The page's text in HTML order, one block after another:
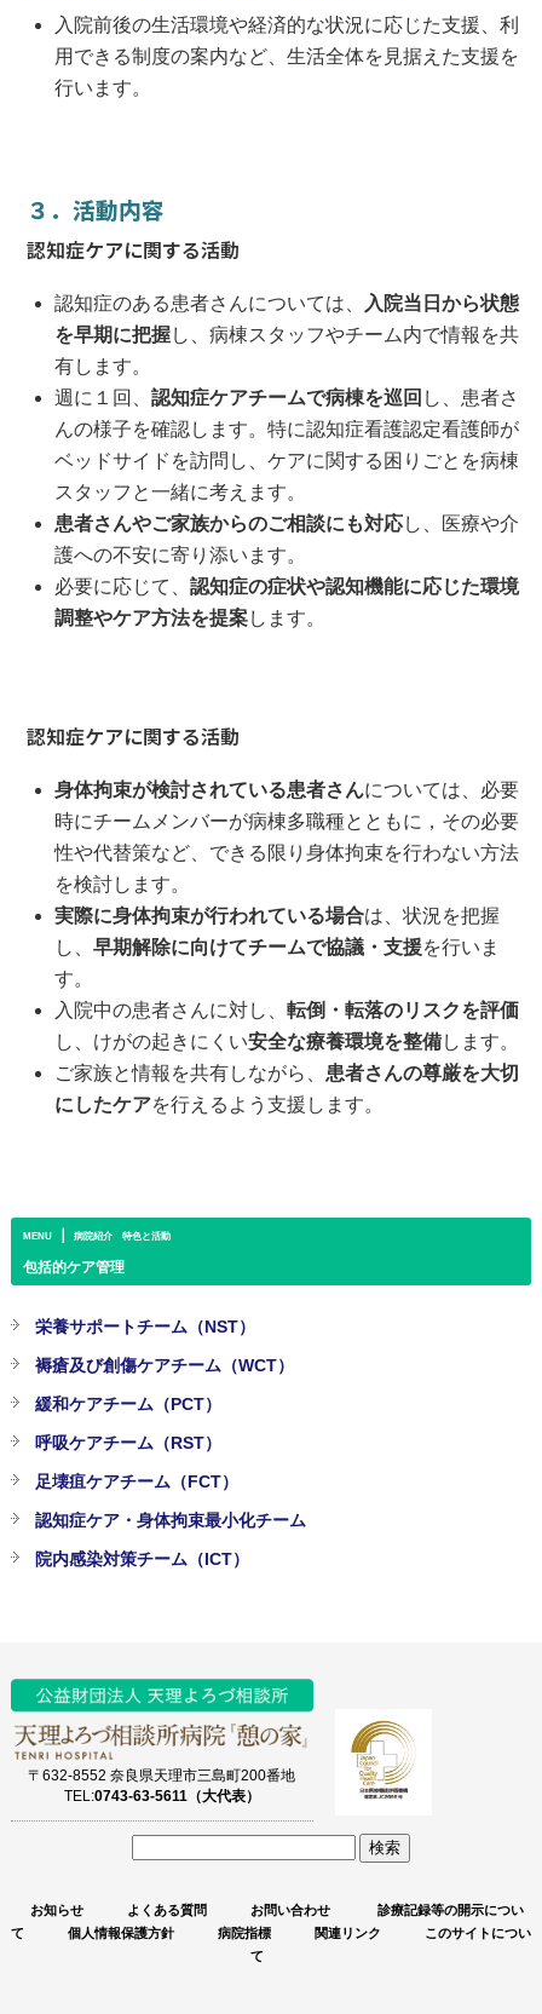
入院前後の生活環境や経済的な状況に応じた支援、利
用できる制度の案内など、生活全体を見据えた支援を
行います。
３．活動内容
認知症ケアに関する活動
認知症のある患者さんについては、
入院当日から状態
を早期に把握し、病棟スタッフやチーム内で情報を共
有します。
週に１回、認知症ケアチームで病棟を巡回 し、患者さ
んの様子を確認します。特に認知症看護認定看護師が
ベッドサイドを訪問し、ケアに関する困りごとを病棟
スタッフと一緒に考えます。
患者さんやご家族からのご相談にも対応し、医療や介
護への不安に寄り添います。
必要に応じて、認知症の症状や認知機能に応じた環境
調整やケア方法を提案します。
認知症ケアに関する活動
身体拘束が検討されている患者さんについては、必要
時にチームメンバーが病棟多職種とともに，その必要
性や代替策など、できる限り身体拘束を行わない方法
を検討します。
実際に身体拘束が行われている場合は、状況を把握
し、早期解除に向けてチームで協議・支援を行いま
す。
入院中の患者さんに対し、転倒・転落のリスクを評価
し、けがの起きにくい安全な療養環境を整備します。
ご家族と情報を共有しながら、 患者さんの尊厳を大切
にしたケアを行えるよう支援します。
MENU｜ 病院紹介 特色と活動
包括的ケア管理
栄養サポートチーム（NST）
褥瘡及び創傷ケアチーム（WCT）
緩和ケアチーム（PCT）
呼吸ケアチーム（RST）
足壊疽ケアチーム（FCT）
認知症ケア・身体拘束最小化チーム
院内感染対策チーム（ICT）
〒632-8552 奈良県天理市三島町200番地
TEL:0743-63-5611（大代表）
ト
内
お知らせ よくある質問 お問い合わせ
診療記録等の開示につい
て
個人情報保護方針 病院指標 関連リンク
このサイトについ
て